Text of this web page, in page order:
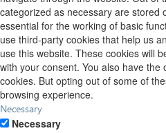
categorized as necessary are stored
essential for the working of basic
use third-party cookies that help us
use this website. These cookies will
with your consent. You also have
cookies. But opting out of some of
browsing experience.
Necessary
Necessary